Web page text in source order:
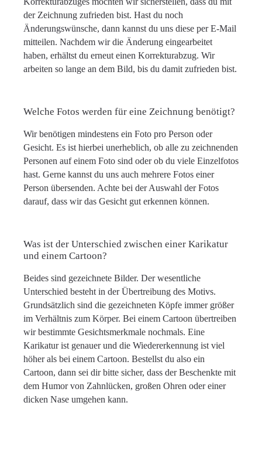
der Zeichnung zufrieden bist. Hast du noch
Änderungswünsche, dann kannst du uns diese per E-Mail
mitteilen. Nachdem wir die Änderung eingearbeitet
haben, erhältst du erneut einen Korrekturabzug. Wir
arbeiten so lange an dem Bild, bis du damit zufrieden bist.
Welche Fotos werden für eine Zeichnung benötigt?
Wir benötigen mindestens ein Foto pro Person oder
Gesicht. Es ist hierbei unerheblich, ob alle zu zeichnenden
Personen auf einem Foto sind oder ob du viele Einzelfotos
hast. Gerne kannst du uns auch mehrere Fotos einer
Person übersenden. Achte bei der Auswahl der Fotos
darauf, dass wir das Gesicht gut erkennen können.
Was ist der Unterschied zwischen einer Karikatur
und einem Cartoon?
Beides sind gezeichnete Bilder. Der wesentliche
Unterschied besteht in der Übertreibung des Motivs.
Grundsätzlich sind die gezeichneten Köpfe immer größer
im Verhältnis zum Körper. Bei einem Cartoon übertreiben
wir bestimmte Gesichtsmerkmale nochmals. Eine
Karikatur ist genauer und die Wiedererkennung ist viel
höher als bei einem Cartoon. Bestellst du also ein
Cartoon, dann sei dir bitte sicher, dass der Beschenkte mit
dem Humor von Zahnlücken, großen Ohren oder einer
dicken Nase umgehen kann.